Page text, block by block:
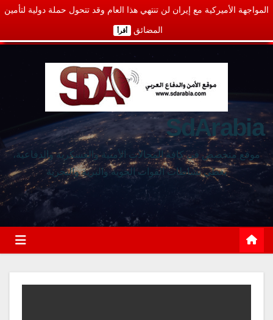
المواجهة الأميركية مع إيران لن تنتهي هذا العام وقد تتحول حملة دولية لتأمين
المضائق أقرأ
SdArabia
موقع متخصص في كافة المجالات الأمنية والعسكرية والدفاعية،
يغطي نشاطات القوات الجوية والبرية والبحرية